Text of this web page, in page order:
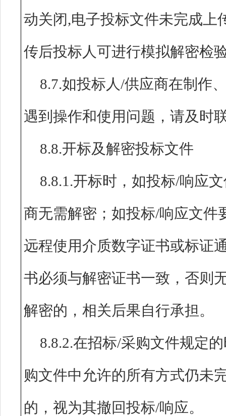
动关闭,电子投标文件未完成上
传后投标人可进行模拟解密检
8.7.如投标人/供应商在制作
遇到操作和使用问题，请及时
8.8.开标及解密投标文件
8.8.1.开标时，如投标/响应
商无需解密；如投标/响应文件
远程使用介质数字证书或标证
书必须与解密证书一致，否则
解密的，相关后果自行承担。
8.8.2.在招标/采购文件规定
购文件中允许的所有方式仍未
的，视为其撤回投标/响应。